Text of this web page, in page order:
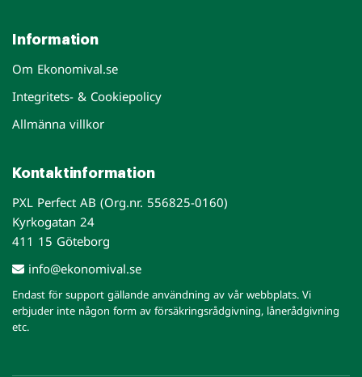
Information
Om Ekonomival.se
Integritets- & Cookiepolicy
Allmänna villkor
Kontaktinformation
PXL Perfect AB (Org.nr. 556825-0160)
Kyrkogatan 24
411 15 Göteborg
info@ekonomival.se
Endast för support gällande användning av vår webbplats. Vi
erbjuder inte någon form av försäkringsrådgivning, lånerådgivning
etc.